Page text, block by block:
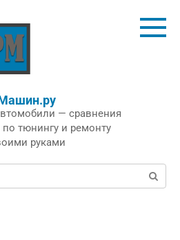
— сравнения
тюнингу и ремонту
руками